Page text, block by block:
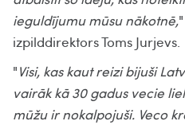
ieguldījumu mūsu nākotnē,
izpilddirektors Toms Jurjevs.
"Visi, kas kaut reizi bijuši
vairāk kā 30 gadus vecie
mūžu ir nokalpojuši. Veco